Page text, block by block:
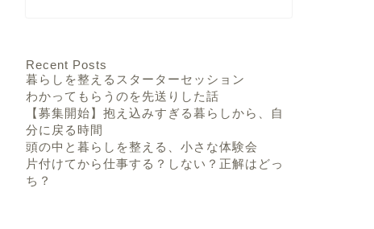
Recent Posts
暮らしを整えるスターターセッション
わかってもらうのを先送りした話
【募集開始】抱え込みすぎる暮らしから、自
分に戻る時間
頭の中と暮らしを整える、小さな体験会
片付けてから仕事する？しない？正解はどっ
ち？